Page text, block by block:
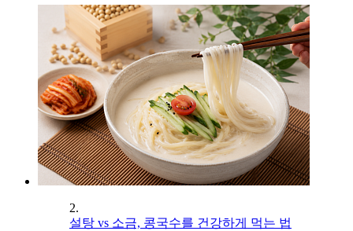
2.
설탕 vs 소금, 콩국수를 건강하게 먹는 법